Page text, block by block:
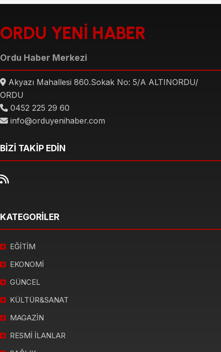
ORDU YENİ HABER
Ordu Haber Merkezi
Akyazı Mahallesi 860.Sokak No: 5/A ALTINORDU/
ORDU
0452 225 29 60
info@orduyenihaber.com
BİZİ TAKİP EDİN
KATEGORİLER
EĞİTİM
EKONOMİ
GÜNCEL
KÜLTÜR&SANAT
MAGAZİN
RESMİ İLANLAR